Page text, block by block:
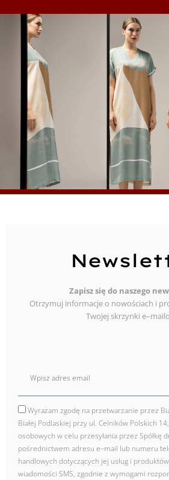
Zapisz się do naszego
Otrzymuj informacje o nowościach i
Twojej skrzynki
zgodaWyrażam zgodę na przetwarzanie przez
Białej Podlaskiej przy ul. Celników Polskich
osobowych w celu przesyłania przez Spółkę
pośrednictwem adresu e–mail lub numeru
handlowych dotyczących jej usług i
wiadomości SMS, zgodnie z wymogami